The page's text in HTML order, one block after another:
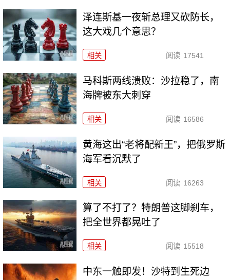
泽连斯基一夜斩总理又砍防长，
这大戏几个意思？
相关 阅读 17541
马科斯两线溃败：沙拉稳了，南
海牌被东大刺穿
相关 阅读 16586
黄海这出“老将配新王”，把俄罗斯
海军看沉默了
相关 阅读 16263
算了不打了？特朗普这脚刹车，
把全世界都晃吐了
相关 阅读 15518
中东一触即发！沙特到生死边